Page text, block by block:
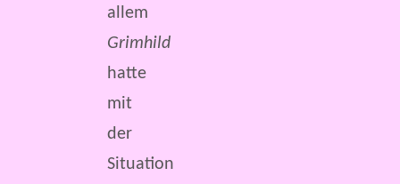
allem
Grimhild
hatte
mit
der
Situation